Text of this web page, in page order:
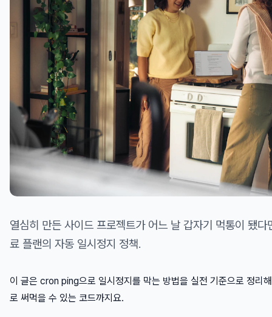
열심히 만든 사이드 프로젝트가 어느 날 갑자기 먹통이 됐
료 플랜의 자동 일시정지 정책.
이 글은 cron ping으로 일시정지를 막는 방법을 실전 기준으로 정리
로 써먹을 수 있는 코드까지요.